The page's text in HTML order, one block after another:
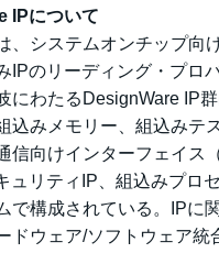
IPについて
、システムオンチップ向
IPのリーディング・プロ
にわたるDesignWare IP
込みメモリー、組込みテ
信向けインターフェイス
ュリティIP、組込みプロ
で構成されている。IPに
ドウェア/ソフトウェア統